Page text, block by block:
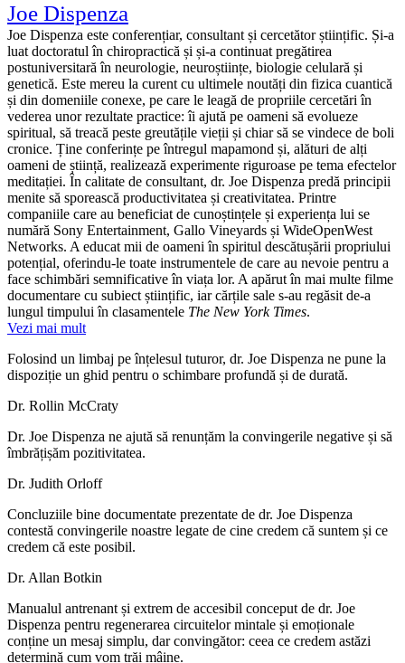
Joe Dispenza
Joe Dispenza este conferențiar, consultant și cercetător științific. Și-a
luat doctoratul în chiropractică și și-a continuat pregătirea
postuniversitară în neurologie, neuroștiințe, biologie celulară și
genetică. Este mereu la curent cu ultimele noutăți din fizica cuantică
și din domeniile conexe, pe care le leagă de propriile cercetări în
vederea unor rezultate practice: îi ajută pe oameni să evolueze
spiritual, să treacă peste greutățile vieții și chiar să se vindece de boli
cronice. Ține conferințe pe întregul mapamond și, alături de alți
oameni de știință, realizează experimente riguroase pe tema efectelor
meditației. În calitate de consultant, dr. Joe Dispenza predă principii
menite să sporească productivitatea și creativitatea. Printre
companiile care au beneficiat de cunoștințele și experiența lui se
numără Sony Entertainment, Gallo Vineyards și WideOpenWest
Networks. A educat mii de oameni în spiritul descătușării propriului
potențial, oferindu-le toate instrumentele de care au nevoie pentru a
face schimbări semnificative în viața lor. A apărut în mai multe filme
documentare cu subiect științific, iar cărțile sale s-au regăsit de-a
lungul timpului în clasamentele The New York Times.
Vezi mai mult
Folosind un limbaj pe înțelesul tuturor, dr. Joe Dispenza ne pune la
dispoziție un ghid pentru o schimbare profundă și de durată.
Dr. Rollin McCraty
Dr. Joe Dispenza ne ajută să renunțăm la convingerile negative și să
îmbrățișăm pozitivitatea.
Dr. Judith Orloff
Concluziile bine documentate prezentate de dr. Joe Dispenza
contestă convingerile noastre legate de cine credem că suntem și ce
credem că este posibil.
Dr. Allan Botkin
Manualul antrenant și extrem de accesibil conceput de dr. Joe
Dispenza pentru regenerarea circuitelor mintale și emoționale
conține un mesaj simplu, dar convingător: ceea ce credem astăzi
determină cum vom trăi mâine.